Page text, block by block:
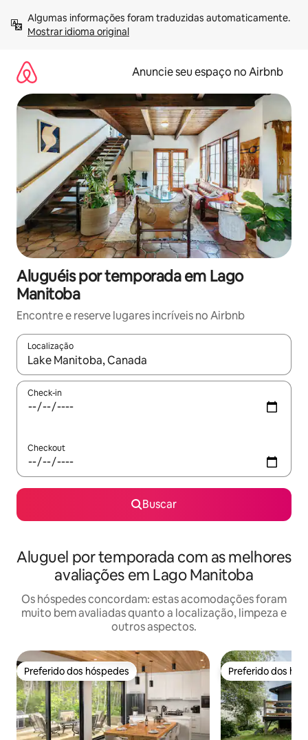
para
Mostrar idioma original
Anuncie seu espaço no Airbnb
Aluguéis por temporada em Lago
Manitoba
Encontre e reserve lugares incríveis no Airbnb
Localização
Quando os resultados estiverem disponíveis, explore-os
Check-in
Checkout
Buscar
Aluguel por temporada com as melhores
avaliações em Lago Manitoba
Os hóspedes concordam: estas acomodações foram
muito bem avaliadas quanto a localização, limpeza e
outros aspectos.
Preferido dos hóspedes
Preferido dos hóspedes Preferido dos
Preferido dos